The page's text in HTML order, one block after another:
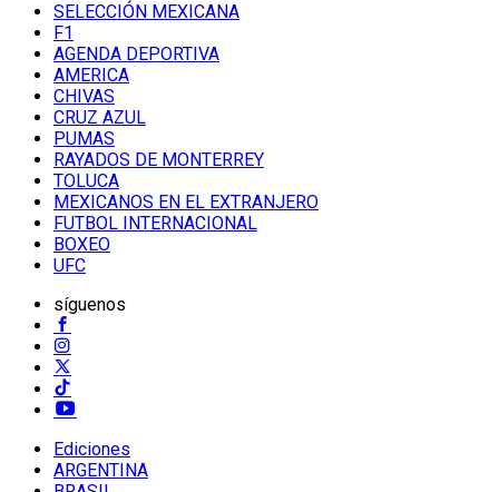
SELECCIÓN MEXICANA
F1
AGENDA DEPORTIVA
AMERICA
CHIVAS
CRUZ AZUL
PUMAS
RAYADOS DE MONTERREY
TOLUCA
MEXICANOS EN EL EXTRANJERO
FUTBOL INTERNACIONAL
BOXEO
UFC
síguenos
Ediciones
ARGENTINA